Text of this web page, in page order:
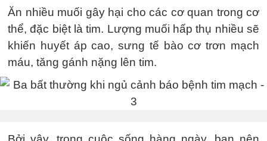
Ăn nhiều muối gây hại cho các cơ quan trong cơ
thể, đặc biệt là tim. Lượng muối hấp thụ nhiều sẽ
khiến huyết áp cao, sưng tế bào cơ trơn mạch
máu, tăng gánh nặng lên tim.